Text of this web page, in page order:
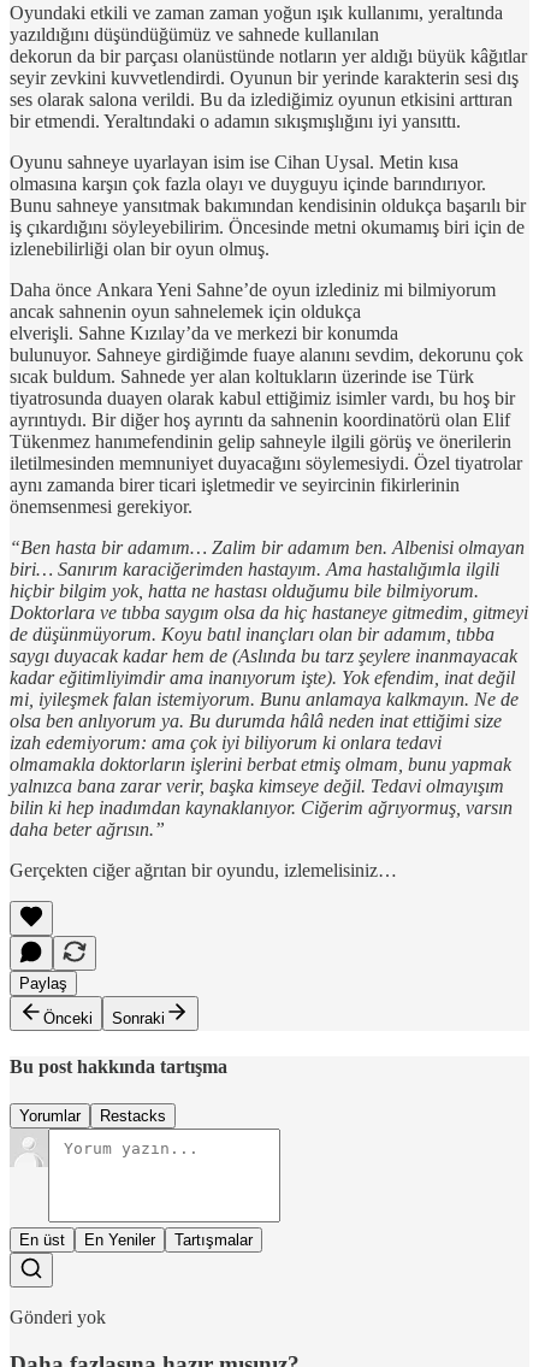
Oyundaki etkili ve zaman zaman yoğun ışık kullanımı, yeraltında
yazıldığını düşündüğümüz ve sahnede kullanılan
dekorun da bir parçası olanüstünde notların yer aldığı büyük kâğıtlar
seyir zevkini kuvvetlendirdi. Oyunun bir yerinde karakterin sesi dış
ses olarak salona verildi. Bu da izlediğimiz oyunun etkisini arttıran
bir etmendi. Yeraltındaki o adamın sıkışmışlığını iyi yansıttı.
Oyunu sahneye uyarlayan isim ise Cihan Uysal. Metin kısa
olmasına karşın çok fazla olayı ve duyguyu içinde barındırıyor.
Bunu sahneye yansıtmak bakımından kendisinin oldukça başarılı bir
iş çıkardığını söyleyebilirim. Öncesinde metni okumamış biri için de
izlenebilirliği olan bir oyun olmuş.
Daha önce Ankara Yeni Sahne’de oyun izlediniz mi bilmiyorum
ancak sahnenin oyun sahnelemek için oldukça
elverişli. Sahne Kızılay’da ve merkezi bir konumda
bulunuyor. Sahneye girdiğimde fuaye alanını sevdim, dekorunu çok
sıcak buldum. Sahnede yer alan koltukların üzerinde ise Türk
tiyatrosunda duayen olarak kabul ettiğimiz isimler vardı, bu hoş bir
ayrıntıydı. Bir diğer hoş ayrıntı da sahnenin koordinatörü olan Elif
Tükenmez hanımefendinin gelip sahneyle ilgili görüş ve önerilerin
iletilmesinden memnuniyet duyacağını söylemesiydi. Özel tiyatrolar
aynı zamanda birer ticari işletmedir ve seyircinin fikirlerinin
önemsenmesi gerekiyor.
“Ben hasta bir adamım… Zalim bir adamım ben. Albenisi olmayan
biri… Sanırım karaciğerimden hastayım. Ama hastalığımla ilgili
hiçbir bilgim yok, hatta ne hastası olduğumu bile bilmiyorum.
Doktorlara ve tıbba saygım olsa da hiç hastaneye gitmedim, gitmeyi
de düşünmüyorum. Koyu batıl inançları olan bir adamım, tıbba
saygı duyacak kadar hem de (Aslında bu tarz şeylere inanmayacak
kadar eğitimliyimdir ama inanıyorum işte). Yok efendim, inat değil
mi, iyileşmek falan istemiyorum. Bunu anlamaya kalkmayın. Ne de
olsa ben anlıyorum ya. Bu durumda hâlâ neden inat ettiğimi size
izah edemiyorum: ama çok iyi biliyorum ki onlara tedavi
olmamakla doktorların işlerini berbat etmiş olmam, bunu yapmak
yalnızca bana zarar verir, başka kimseye değil. Tedavi olmayışım
bilin ki hep inadımdan kaynaklanıyor. Ciğerim ağrıyormuş, varsın
daha beter ağrısın.”
Gerçekten ciğer ağrıtan bir oyundu, izlemelisiniz…
Paylaş
Önceki
Sonraki
Bu post hakkında tartışma
Yorumlar Restacks
En üst En Yeniler Tartışmalar
Gönderi yok